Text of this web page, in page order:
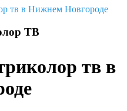
тв в Нижнем Новгороде
ТВ
тв в